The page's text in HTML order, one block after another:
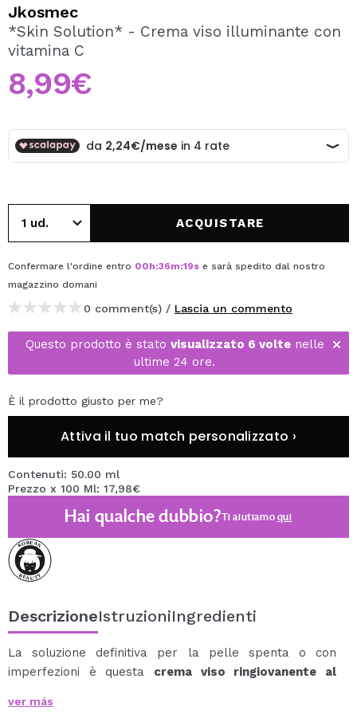
Creando un account su Maquibeauty.it potrai fare i tuoi
acquisti velocemente, controllare lo stato dei tuoi ordini e
Jkosmec
*Skin Solution* - Crema viso illuminante con
vitamina C
8,99€
ACQUISTARE
Confermare l'ordine entro 00h:36m:19s e sarà spedito dal nostro
magazzino domani
0 comment(s) / Lascia un commento
Questo prodotto è stato visualizzato 6 voltenelle
ultime 24 ore.
È il prodotto giusto per me?
Attiva il tuo match personalizzato ›
Contenuti: 50.00 ml
Prezzo x 100 Ml: 17,98€
Hai qualche dubbio?Ti aiutiamoqui
DescrizioneIstruzioniIngredienti
La soluzione definitiva per la pelle spenta o con
imperfezioni è questa crema viso ringiovanente al
La sua formula arricchita con Vitamina C Pura,
ver más